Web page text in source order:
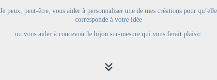
Je peux, peut-être, vous aider à personnaliser une de mes créations pour qu’elle
corresponde à votre idée
ou vous aider à concevoir le bijou sur-mesure qui vous ferait plaisir.
